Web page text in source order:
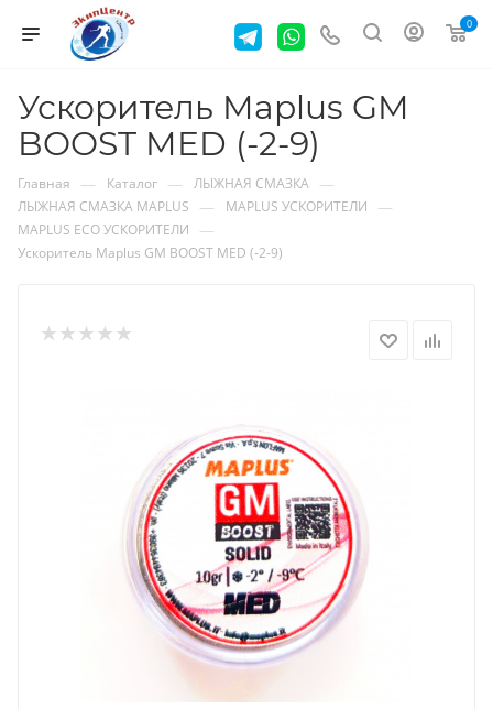
0
Ускоритель Maplus GM
BOOST MED (-2-9)
Главная — Каталог — ЛЫЖНАЯ СМАЗКА —
ЛЫЖНАЯ СМАЗКА MAPLUS — MAPLUS УСКОРИТЕЛИ —
MAPLUS ECO УСКОРИТЕЛИ —
Ускоритель Maplus GM BOOST MED (-2-9)